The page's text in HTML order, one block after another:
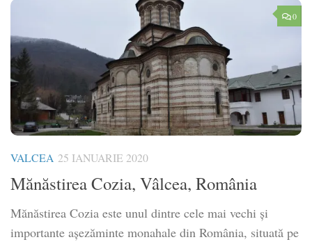
0
VALCEA 25 IANUARIE 2020
Mănăstirea Cozia, Vâlcea, România
Mănăstirea Cozia este unul dintre cele mai vechi și
importante așezăminte monahale din România, situată pe